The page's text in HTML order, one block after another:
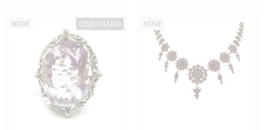
NOVÉ OBJEDNÁNO NOVÉ